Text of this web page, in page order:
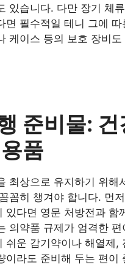
있습니다. 다만 장기 체
면 필수적일 테니 그에 따
케이스 등의 보호 장비도
준비물: 건
품
최상으로 유지하기 위해
꼼히 챙겨야 합니다. 먼
있다면 영문 처방전과 함
의약품 규제가 엄격한 편
쉬운 감기약이나 해열제,
이라도 준비해 두는 편이